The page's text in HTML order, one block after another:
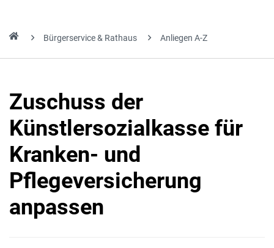
Bürgerservice & Rathaus Anliegen A-Z
Zuschuss der
Künstlersozialkasse für
Kranken- und
Pflegeversicherung
anpassen